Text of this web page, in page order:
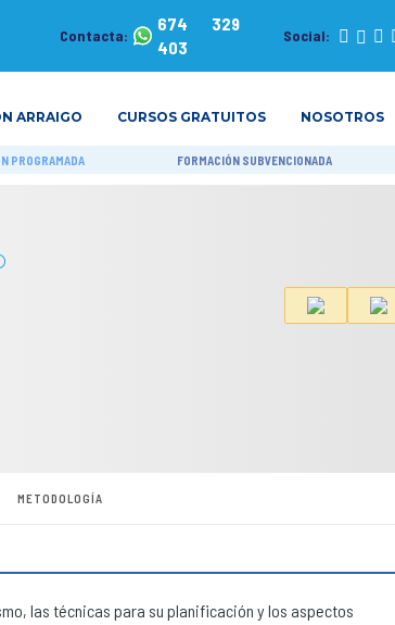
Contacta:
674 329
403
Social:
ARRAIGO CURSOS GRATUITOS NOSOTROS
PROGRAMADA FORMACIÓN SUBVENCIONADA
METODOLOGÍA
las técnicas para su planificación y los aspectos